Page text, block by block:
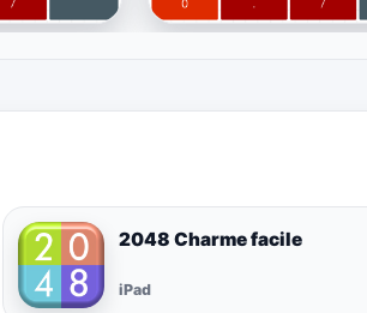
2048 Charme facile
iPad